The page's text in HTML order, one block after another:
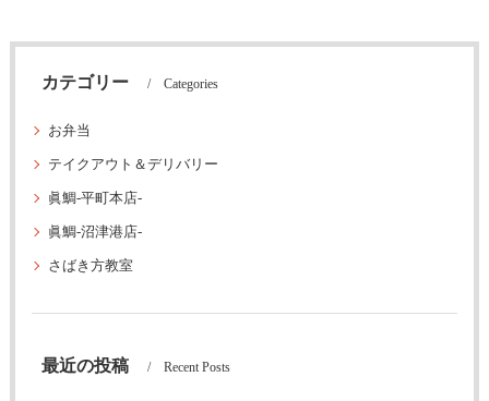
カテゴリー Categories
お弁当
テイクアウト＆デリバリー
眞鯛-平町本店-
眞鯛-沼津港店-
さばき方教室
最近の投稿 Recent Posts